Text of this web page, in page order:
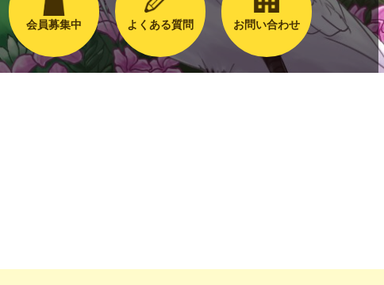
会員募集中 よくある質問 お問い合わせ